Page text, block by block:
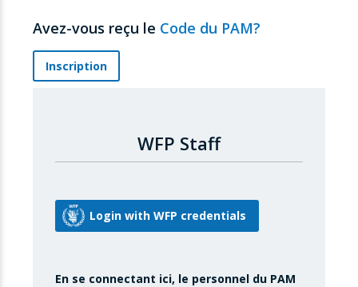
Avez-vous reçu le Code du PAM?
Inscription
WFP Staff
En se connectant ici, le personnel du PAM